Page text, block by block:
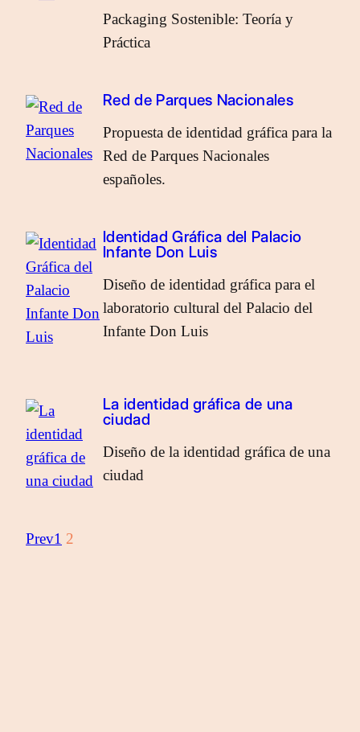
Packaging Sostenible: Teoría y
Práctica
Red de Parques Nacionales
Propuesta de identidad gráfica para la
Red de Parques Nacionales
españoles.
Identidad Gráfica del Palacio
Infante Don Luis
Diseño de identidad gráfica para el
laboratorio cultural del Palacio del
Infante Don Luis
La identidad gráfica de una
ciudad
Diseño de la identidad gráfica de una
ciudad
Prev1 2